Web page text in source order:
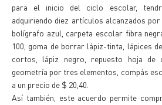
para el inicio del ciclo escolar,
adquiriendo diez artículos alcanzados
bolígrafo azul, carpeta escolar fibra
100, goma de borrar lápiz-tinta, lápices
cortos, lápiz negro, repuesto hoja de
geometría por tres elementos, compás
a un precio de $ 20,40.
Así también, este acuerdo permite